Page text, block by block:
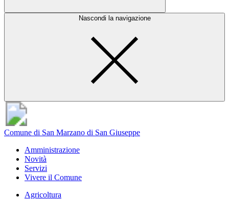
Nascondi la navigazione
Comune di San Marzano di San Giuseppe
Amministrazione
Novità
Servizi
Vivere il Comune
Agricoltura